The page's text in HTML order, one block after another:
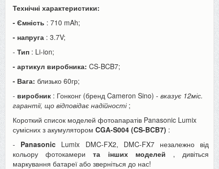
Технічні характеристики:
- Ємність : 710 mAh;
- напруга : 3.7V;
- Тип : Li-ion;
- артикул виробника: CS-BCB7;
- Вага: близько 60гр;
- виробник : Гонконг (бренд Cameron Sino) - вказує 12міс.
гарантії, що відповідає надійності;
Короткий список моделей фотоапаратів Panasonic Lumix
сумісних з акумулятором CGA-S004 (CS-BCB7) :
- Panasonic Lumix DMC-FX2, DMC-FX7 незалежно від
кольору фотокамерита інших моделей , дивіться
маркування батареї або зверніться до нас!